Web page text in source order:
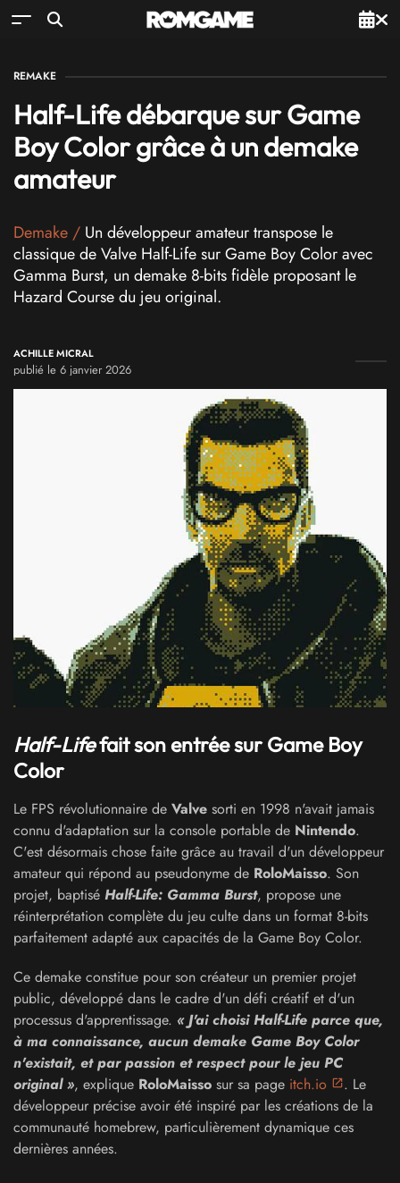
REMAKE
Half-Life débarque sur Game
Boy Color grâce à un demake
amateur
Demake / Un développeur amateur transpose le
classique de Valve Half-Life sur Game Boy Color avec
Gamma Burst, un demake 8-bits fidèle proposant le
Hazard Course du jeu original.
ACHILLE MICRAL
publié le 6 janvier 2026
Half-Lifefait son entrée sur Game Boy
Color
Le FPS révolutionnaire de Valve sorti en 1998 n'avait jamais
connu d'adaptation sur la console portable de Nintendo.
C'est désormais chose faite grâce au travail d'un développeur
amateur qui répond au pseudonyme de RoloMaisso. Son
projet, baptisé Half-Life: Gamma Burst, propose une
réinterprétation complète du jeu culte dans un format 8-bits
parfaitement adapté aux capacités de la Game Boy Color.
Ce demake constitue pour son créateur un premier projet
public, développé dans le cadre d'un défi créatif et d'un
processus d'apprentissage. « J'ai choisi Half-Life parce que,
à ma connaissance, aucun demake Game Boy Color
n'existait, et par passion et respect pour le jeu PC
original », explique RoloMaisso sur sa page itch.io
. Le
développeur précise avoir été inspiré par les créations de la
communauté homebrew, particulièrement dynamique ces
dernières années.